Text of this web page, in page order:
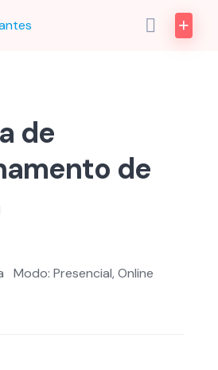
de
de
Modo: Presencial, Online